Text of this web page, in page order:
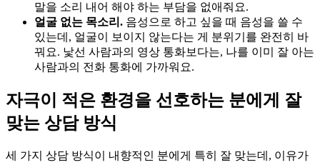
말을 소리 내어 해야 하는 부담을 없애줘요.
얼굴 없는 목소리. 음성으로 하고 싶을 때 음성을 쓸 수
있는데, 얼굴이 보이지 않는다는 게 분위기를 완전히 바
꿔요. 낯선 사람과의 영상 통화보다는, 나를 이미 잘 아는
사람과의 전화 통화에 가까워요.
자극이 적은 환경을 선호하는 분에게 잘
맞는 상담 방식
세 가지 상담 방식이 내향적인 분에게 특히 잘 맞는데, 이유가